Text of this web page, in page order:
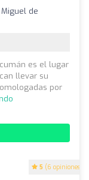
5 (6 opiniones)
Miguel de
es el lugar
llevar su
por